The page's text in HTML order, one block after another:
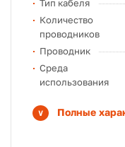
Тип кабеля
Количество
проводников
Проводник
Среда
использования
Полные